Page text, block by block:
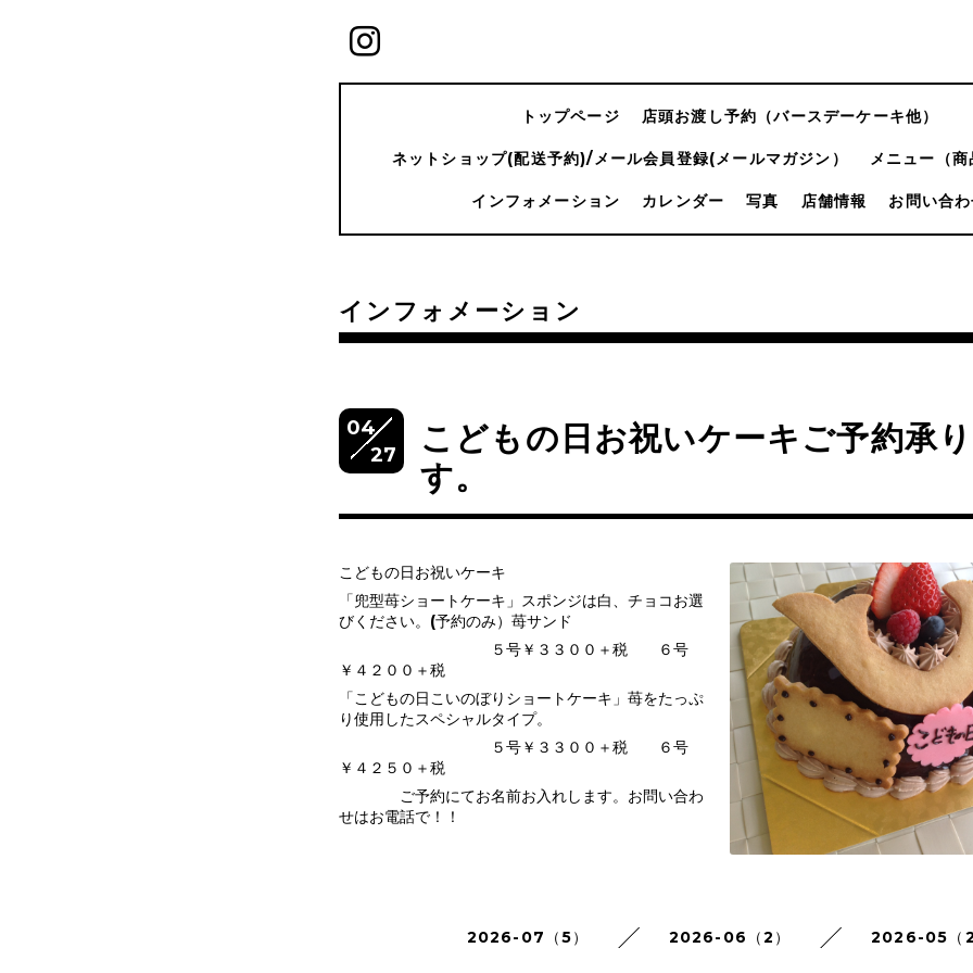
トップページ 店頭お渡し予約（バースデーケーキ他）
ネットショップ(配送予約)/メール会員登録(メールマガジン） メニュー（
インフォメーション カレンダー 写真 店舗情報 お問い合
インフォメーション
04
27
こどもの日お祝いケーキご予約承
す。
こどもの日お祝いケーキ
「兜型苺ショートケーキ」スポンジは白、チョコお選
びください。(予約のみ）苺サンド
５号￥３３００＋税 ６号
￥４２００＋税
「こどもの日こいのぼりショートケーキ」苺をたっぷ
り使用したスペシャルタイプ。
５号￥３３００＋税 ６号
￥４２５０＋税
ご予約にてお名前お入れします。お問い合わ
せはお電話で！！
2026-07（5） 2026-06（2） 2026-05（